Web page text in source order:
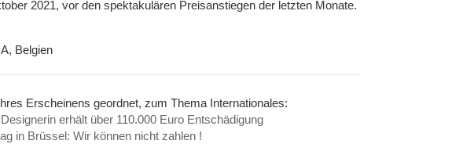
2021, vor den spektakulären Preisanstiegen der letzten Monate.
Belgien
Erscheinens geordnet, zum Thema Internationales:
erhält über 110.000 Euro Entschädigung
in Brüssel: Wir können nicht zahlen !